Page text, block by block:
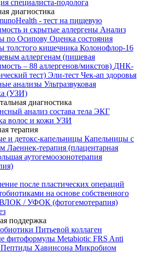
специалиста-подолога
диагностика
- тест на пищевую
и скрытые аллергены Анализ
по Осипову Оценка состояния
толстого кишечника Колонофлор-16
аллергенам (пищевая
– 88 аллергенов/микстов) ДНК-
тест) Эли-тест Чек-ап здоровья
анализы Ультразвуковая
(УЗИ)
диагностика
анализ состава тела ЭКГ
волос и кожи УЗИ
терапия
и детокс-капельницы Капельницы с
Лаеннек-терапия (плацентарная
аутогемоозонотерапия
после пластических операций
на основе собственного
/ УФОК (фотогемотерапия)
поддержка
Питьевой коллаген
фитоформулы Metabiotic FRS Anti
Пептиды Хавинсона Микробиом